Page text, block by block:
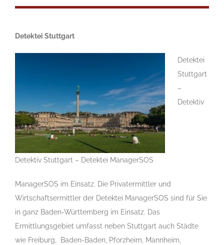
Detektei Stuttgart
Detektiv Stuttgart – Detektei ManagerSOS
Detektei
Stuttgart
–
Detektiv
ManagerSOS im Einsatz. Die Privatermittler und
Wirtschaftsermittler der Detektei ManagerSOS sind für Sie
in ganz Baden-Württemberg im Einsatz. Das
Ermittlungsgebiet umfasst neben Stuttgart auch Städte
wie Freiburg, Baden-Baden, Pforzheim, Mannheim,